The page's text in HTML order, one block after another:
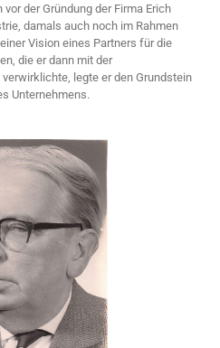
der Gründung der Firma Erich
damals auch noch im Rahmen
Vision eines Partners für die
die er dann mit der
legte er den Grundstein
Unternehmens.